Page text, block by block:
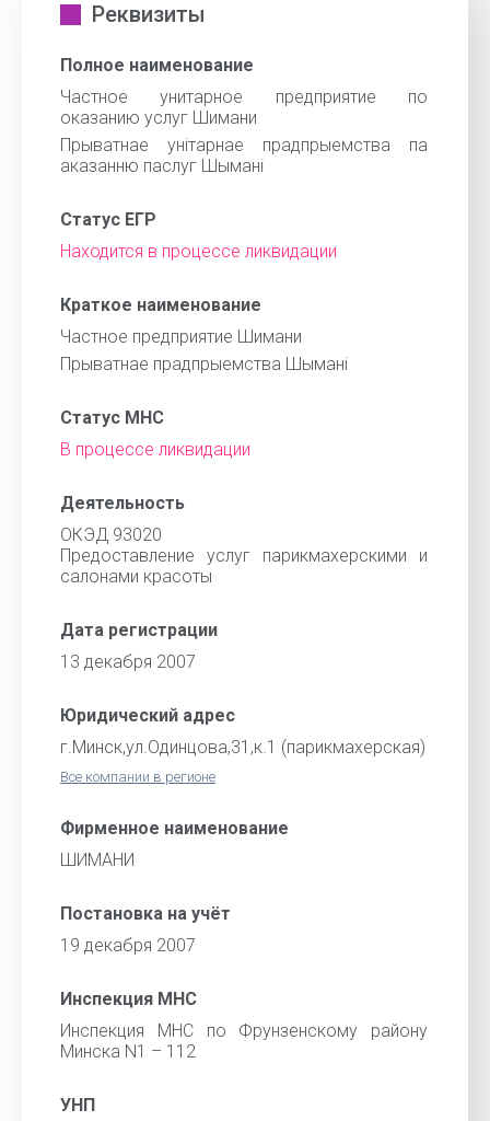
Реквизиты
Полное наименование
Частное унитарное предприятие по
оказанию услуг Шимани
Прыватнае унiтарнае прадпрыемства па
аказанню паслуг Шыманi
Статус ЕГР
Находится в процессе ликвидации
Краткое наименование
Частное предприятие Шимани
Прыватнае прадпрыемства Шыманi
Статус МНС
В процессе ликвидации
Деятельность
ОКЭД 93020
Предоставление услуг парикмахерскими и
салонами красоты
Дата регистрации
13 декабря 2007
Юридический адрес
г.Минск,ул.Одинцова,31,к.1 (парикмахерская)
Все компании в регионе
Фирменное наименование
ШИМАНИ
Постановка на учёт
19 декабря 2007
Инспекция МНС
Инспекция МНС по Фрунзенскому району
Минска N1 – 112
УНП